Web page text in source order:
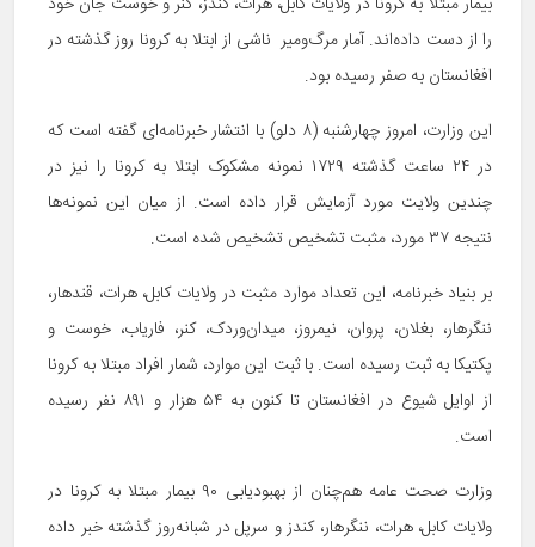
را از دست داده‌اند. آمار مرگ‌ومیر ناشی از ابتلا به کرونا روز گذشته در
افغانستان به صفر رسیده بود.
این وزارت، امروز چهارشنبه (۸ دلو) با انتشار خبرنامه‌ای گفته است که
در ۲۴ ساعت گذشته ۱۷۲۹ نمونه مشکوک ابتلا به کرونا را نیز در
چندین ولایت مورد آزمایش قرار داده است. از میان این نمونه‌ها
نتیجه ۳۷ مورد، مثبت تشخیص تشخیص شده است.
بر بنیاد خبرنامه، این تعداد موارد مثبت در ولایات کابل، هرات، قندهار،
ننگرهار، بغلان، پروان، نیمروز، میدان‌وردک، کنر، فاریاب، خوست و
پکتیکا به ثبت رسیده است. با ثبت این موارد، شمار افراد مبتلا به کرونا
از اوایل شیوع در افغانستان تا کنون به ۵۴ هزار و ۸۹۱ نفر رسیده
است.
وزارت صحت عامه هم‌چنان از بهبودیابی ۹۰ بیمار مبتلا به کرونا در
ولایات کابل، هرات، ننگرهار، کندز و سرپل در شبانه‌روز گذشته خبر داده